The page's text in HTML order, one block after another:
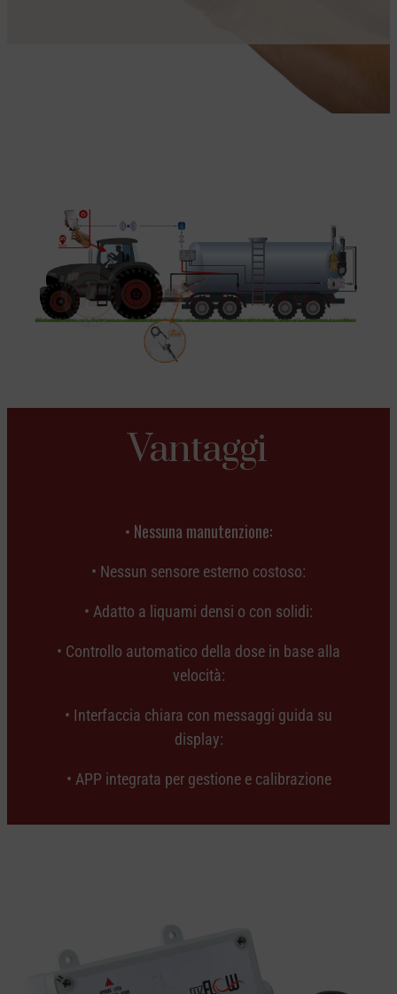
Vantaggi
• Nessuna manutenzione:
• Nessun sensore esterno costoso:
• Adatto a liquami densi o con solidi:
• Controllo automatico della dose in base alla
velocità:
• Interfaccia chiara con messaggi guida su
display:
• APP integrata per gestione e calibrazione